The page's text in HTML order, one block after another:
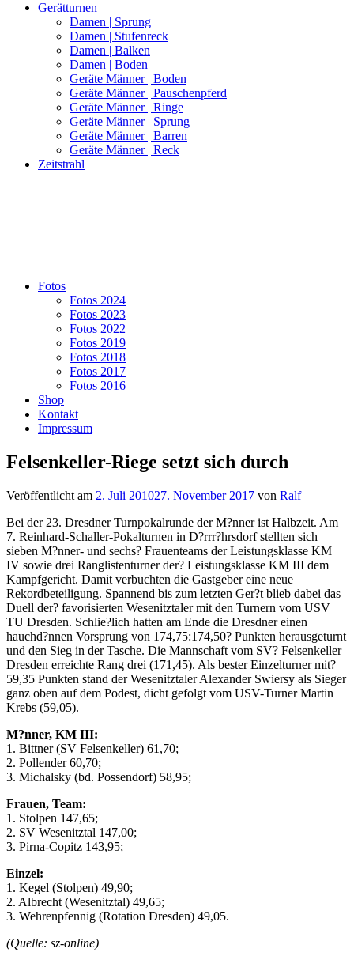
Gerätturnen
Damen | Sprung
Damen | Stufenreck
Damen | Balken
Damen | Boden
Geräte Männer | Boden
Geräte Männer | Pauschenpferd
Geräte Männer | Ringe
Geräte Männer | Sprung
Geräte Männer | Barren
Geräte Männer | Reck
Zeitstrahl
Fotos
Fotos 2024
Fotos 2023
Fotos 2022
Fotos 2019
Fotos 2018
Fotos 2017
Fotos 2016
Shop
Kontakt
Impressum
Felsenkeller-Riege setzt sich durch
Veröffentlicht am 2. Juli 201027. November 2017 von Ralf
Bei der 23. Dresdner Turnpokalrunde der M?nner ist Halbzeit. Am
7. Reinhard-Schaller-Pokalturnen in D?rrr?hrsdorf stellten sich
sieben M?nner- und sechs? Frauenteams der Leistungsklasse KM
IV sowie drei Ranglistenturner der? Leistungsklasse KM III dem
Kampfgericht. Damit verbuchten die Gastgeber eine neue
Rekordbeteiligung. Spannend bis zum letzten Ger?t blieb dabei das
Duell der? favorisierten Wesenitztaler mit den Turnern vom USV
TU Dresden. Schlie?lich hatten am Ende die Dresdner einen
hauchd?nnen Vorsprung von 174,75:174,50? Punkten herausgeturnt
und den Sieg in der Tasche. Die Mannschaft vom SV? Felsenkeller
Dresden erreichte Rang drei (171,45). Als bester Einzelturner mit?
59,35 Punkten stand der Wesenitztaler Alexander Swiersy als Sieger
ganz oben auf dem Podest, dicht gefolgt vom USV-Turner Martin
Krebs (59,05).
M?nner, KM III:
1. Bittner (SV Felsenkeller) 61,70;
2. Pollender 60,70;
3. Michalsky (bd. Possendorf) 58,95;
Frauen, Team:
1. Stolpen 147,65;
2. SV Wesenitztal 147,00;
3. Pirna-Copitz 143,95;
Einzel:
1. Kegel (Stolpen) 49,90;
2. Albrecht (Wesenitztal) 49,65;
3. Wehrenpfennig (Rotation Dresden) 49,05.
(Quelle: sz-online)